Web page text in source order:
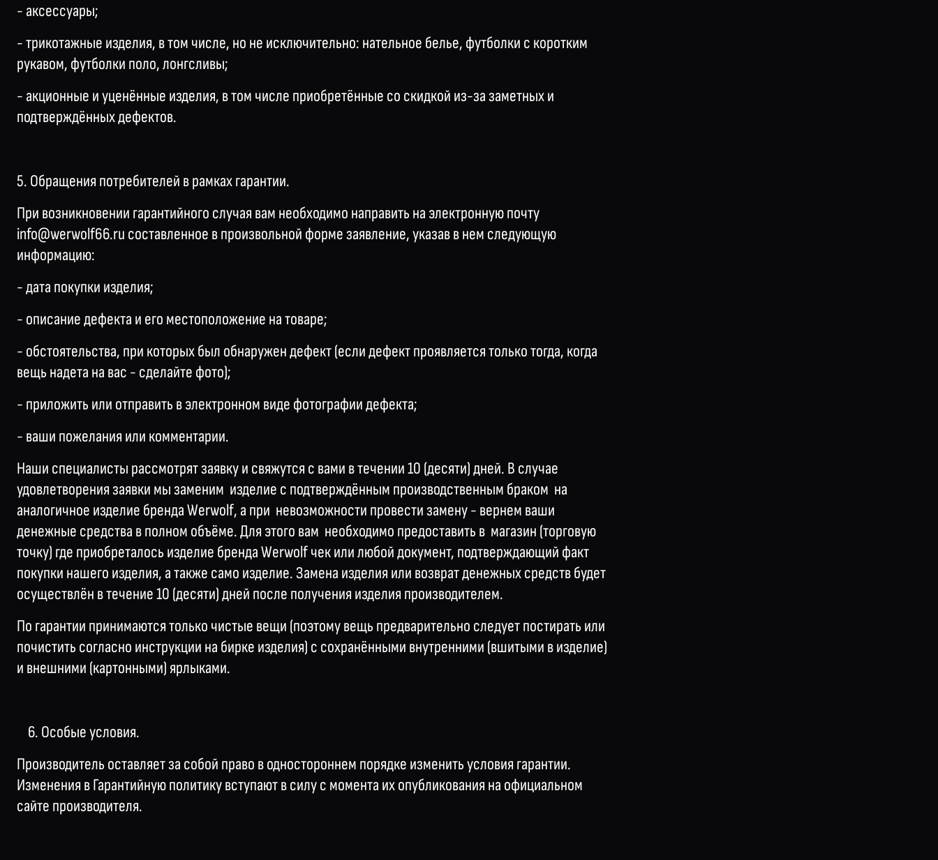
- аксессуары;
- трикотажные изделия, в том числе, но не исключительно: нательное белье, футболки с коротким
рукавом, футболки поло, лонгсливы;
- акционные и уценённые изделия, в том числе приобретённые со скидкой из-за заметных и
подтверждённых дефектов.
5. Обращения потребителей в рамках гарантии.
При возникновении гарантийного случая вам необходимо направить на электронную почту
info@werwolf66.ru составленное в произвольной форме заявление, указав в нем следующую
информацию:
- дата покупки изделия;
- описание дефекта и его местоположение на товаре;
- обстоятельства, при которых был обнаружен дефект (если дефект проявляется только тогда, когда
вещь надета на вас - сделайте фото);
- приложить или отправить в электронном виде фотографии дефекта;
- ваши пожелания или комментарии.
Наши специалисты рассмотрят заявку и свяжутся с вами в течении 10 (десяти) дней. В случае
удовлетворения заявки мы заменим изделие с подтверждённым производственным браком на
аналогичное изделие бренда Werwolf, а при невозможности провести замену - вернем ваши
денежные средства в полном объёме. Для этого вам необходимо предоставить в магазин (торговую
точку) где приобреталось изделие бренда Werwolf чек или любой документ, подтверждающий факт
покупки нашего изделия, а также само изделие. Замена изделия или возврат денежных средств будет
осуществлён в течение 10 (десяти) дней после получения изделия производителем.
По гарантии принимаются только чистые вещи (поэтому вещь предварительно следует постирать или
почистить согласно инструкции на бирке изделия) с сохранёнными внутренними (вшитыми в изделие)
и внешними (картонными) ярлыками.
6. Особые условия.
Производитель оставляет за собой право в одностороннем порядке изменить условия гарантии.
Изменения в Гарантийную политику вступают в силу с момента их опубликования на официальном
сайте производителя.